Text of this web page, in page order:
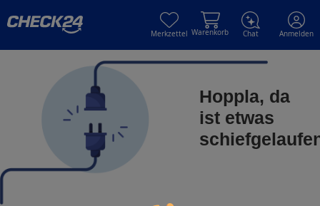
Merkzettel Warenkorb Chat Anmelden
Hoppla, da
ist etwas